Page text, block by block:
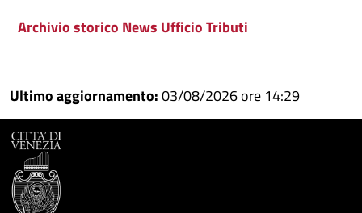
Facebook
Condividi
su
Twitter
Condividi
su
Google
Condividi
su
Archivio storico News Ufficio Tributi
Ultimo aggiornamento:03/08/2026 ore 14:29